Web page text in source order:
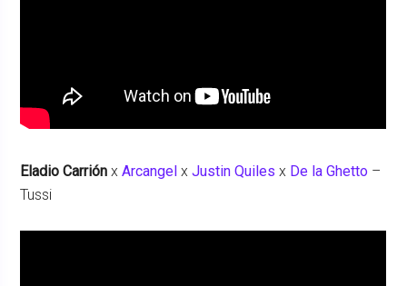
Eladio CarriónxArcangel xJustin Quiles x De la Ghetto –
Tussi